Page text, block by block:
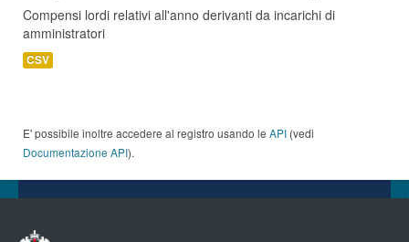
Compensi lordi relativi all'anno derivanti da incarichi di
amministratori
CSV
E' possibile inoltre accedere al registro usando le API (vedi
Documentazione API).